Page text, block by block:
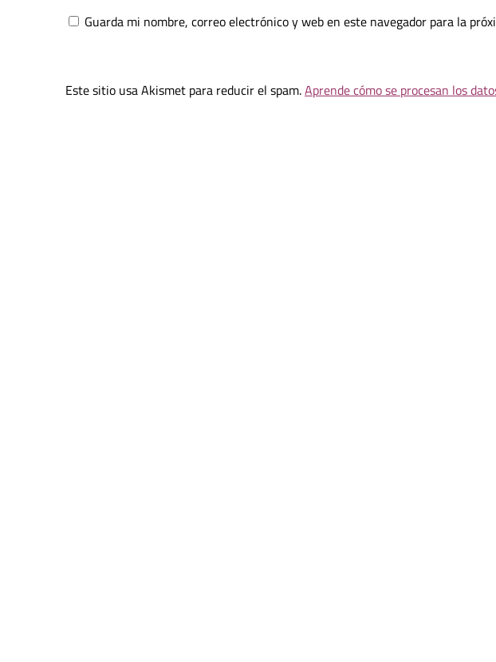
Guarda mi nombre, correo electrónico y web en este navegador para la
Este sitio usa Akismet para reducir el spam.Aprende cómo se procesan los